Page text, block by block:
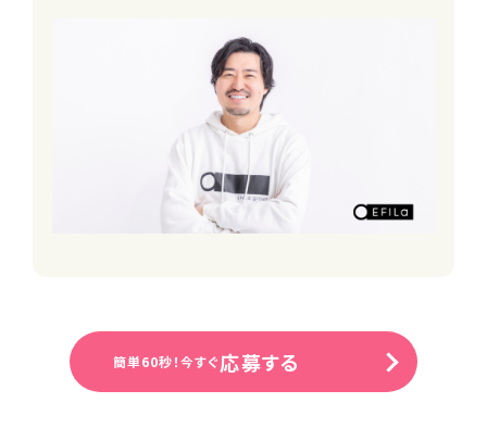
■特別休暇（慶弔休暇を含む）
採用プロセス
応募⇒一次面接(オンライン可)⇒二次
簡単60秒！今すぐ応募する